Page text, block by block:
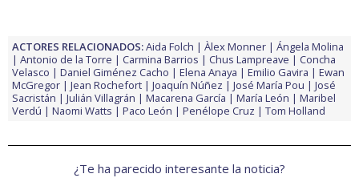
ACTORES RELACIONADOS:Aida Folch Àlex Monner
Ángela Molina
Antonio de la Torre
Carmina Barrios Chus Lampreave
Concha
Velasco
Daniel Giménez Cacho Elena Anaya Emilio Gavira
Ewan
McGregor
Jean Rochefort Joaquín Núñez José María Pou
José
Sacristán
Julián Villagrán Macarena García María León
Maribel
Verdú
Naomi Watts Paco León Penélope Cruz Tom Holland
¿Te ha parecido interesante la noticia?